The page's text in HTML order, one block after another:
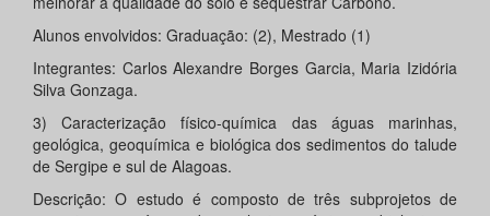
Alunos envolvidos: Graduação: (2), Mestrado (1)
Integrantes: Carlos Alexandre Borges Garcia, Maria Izidória
Silva Gonzaga.
3) Caracterização físico-química das águas marinhas,
geológica, geoquímica e biológica dos sedimentos do talude
de Sergipe e sul de Alagoas.
Descrição: O estudo é composto de três subprojetos de